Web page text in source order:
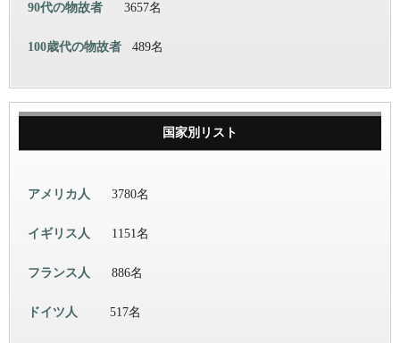
90代の物故者 3657名
100歳代の物故者 489名
国家別リスト
アメリカ人 3780名
イギリス人 1151名
フランス人 886名
ドイツ人 517名